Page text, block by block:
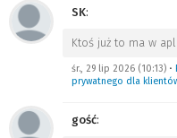
SK:
Ktoś już to ma w
śr., 29 lip 2026 (10:13) •
prywatnego dla
gość: